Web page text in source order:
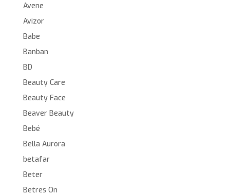
Avene
Avizor
Babe
Banban
BD
Beauty Care
Beauty Face
Beaver Beauty
Bebé
Bella Aurora
betafar
Beter
Betres On